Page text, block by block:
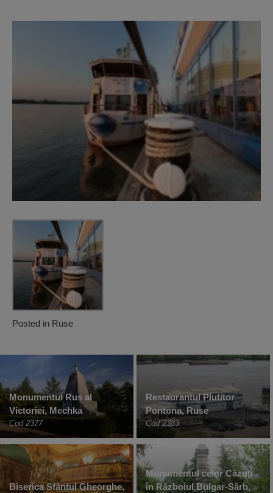
Posted in Ruse
Monumentul Rus al
Victoriei, Mechka
Cod 2377
Restaurantul Plutitor
Pontona, Ruse
Cod 2383
Biserica Sfântul Gheorghe,
Monumentul celor Căzuți
în Războiul Bulgar-Sârb,